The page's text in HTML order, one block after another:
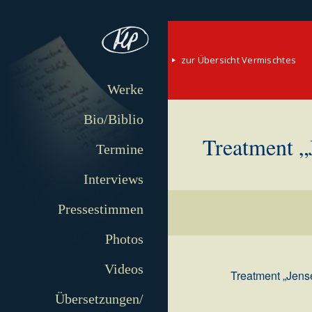
Werke
Bio/Biblio
Termine
Interviews
Pressestimmen
Photos
Videos
Übersetzungen/
zur Übersicht Vermischtes
Treatment
Treatment